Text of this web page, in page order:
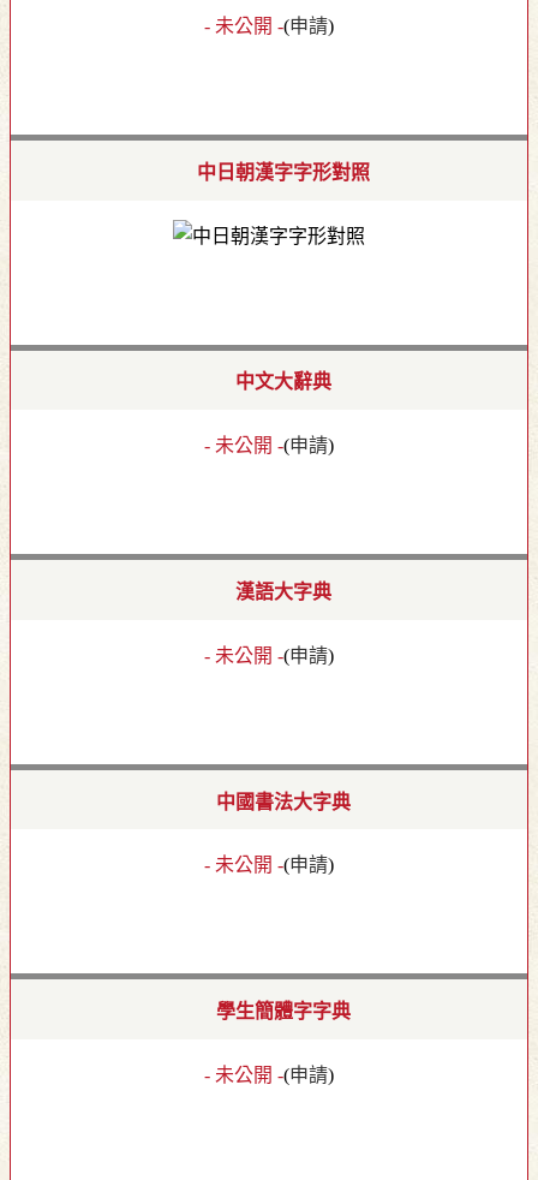
- 未公開 -(申請)
中日朝漢字字形對照
中文大辭典
- 未公開 -(申請)
漢語大字典
- 未公開 -(申請)
中國書法大字典
- 未公開 -(申請)
學生簡體字字典
- 未公開 -(申請)